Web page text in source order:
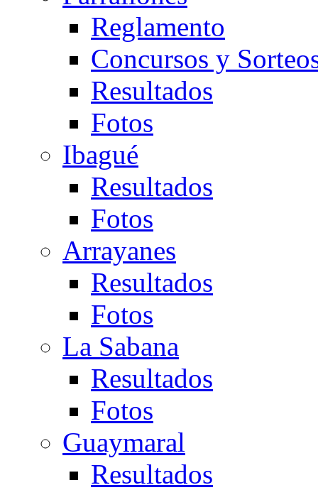
Reglamento
Concursos y
Resultados
Fotos
Ibagué
Resultados
Fotos
Arrayanes
Resultados
Fotos
La Sabana
Resultados
Fotos
Guaymaral
Resultados